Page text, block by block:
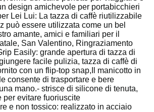
design amichevole per portabicchieri
Lei Lui: La tazza di caffè riutilizzabile
può essere utilizzata come un bel
amante, amici e familiari per il
San Valentino, Ringraziamento
Easily: grande apertura di tazza di
facile pulizia, tazza di caffè di
con un flip-top snap,Il manicotto in
consente di trasportare e bere
mano.- strisce di silicone di tenuta,
per evitare fuoriuscite
e non tossico: realizzato in acciaio